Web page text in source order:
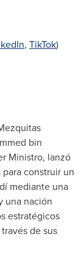
, TikTok)
bin
Ministro, lanzó
construir un
mediante una
una nación
estratégicos
de sus